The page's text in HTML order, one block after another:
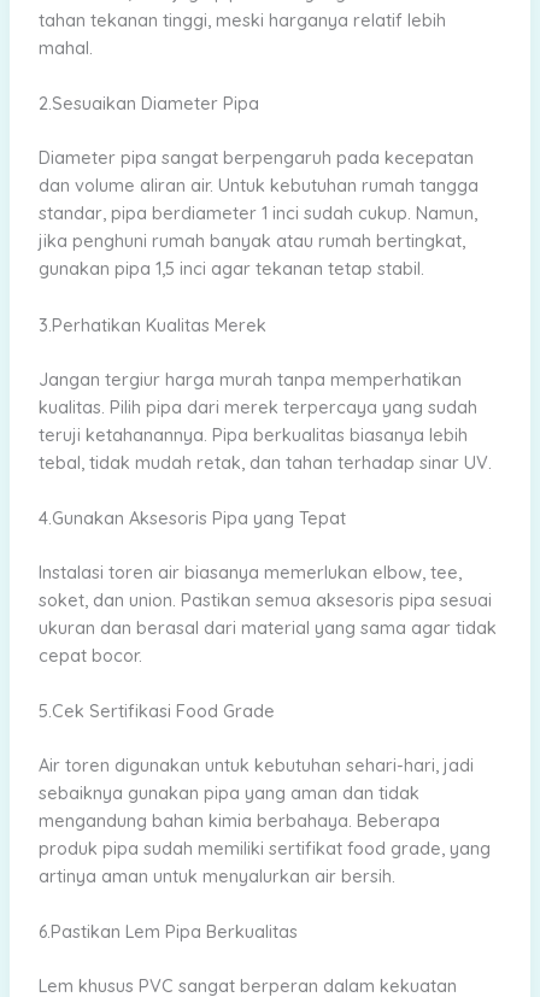
tahan tekanan tinggi, meski harganya relatif lebih
mahal.
2.Sesuaikan Diameter Pipa
Diameter pipa sangat berpengaruh pada kecepatan
dan volume aliran air. Untuk kebutuhan rumah tangga
standar, pipa berdiameter 1 inci sudah cukup. Namun,
jika penghuni rumah banyak atau rumah bertingkat,
gunakan pipa 1,5 inci agar tekanan tetap stabil.
3.Perhatikan Kualitas Merek
Jangan tergiur harga murah tanpa memperhatikan
kualitas. Pilih pipa dari merek terpercaya yang sudah
teruji ketahanannya. Pipa berkualitas biasanya lebih
tebal, tidak mudah retak, dan tahan terhadap sinar UV.
4.Gunakan Aksesoris Pipa yang Tepat
Instalasi toren air biasanya memerlukan elbow, tee,
soket, dan union. Pastikan semua aksesoris pipa sesuai
ukuran dan berasal dari material yang sama agar tidak
cepat bocor.
5.Cek Sertifikasi Food Grade
Air toren digunakan untuk kebutuhan sehari-hari, jadi
sebaiknya gunakan pipa yang aman dan tidak
mengandung bahan kimia berbahaya. Beberapa
produk pipa sudah memiliki sertifikat food grade, yang
artinya aman untuk menyalurkan air bersih.
6.Pastikan Lem Pipa Berkualitas
Lem khusus PVC sangat berperan dalam kekuatan